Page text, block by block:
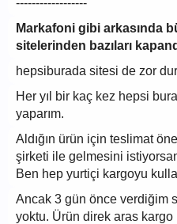
------------------
Markafoni gibi arkasında
sitelerinden bazıları
hepsiburada sitesi de zor
Her yıl bir kaç kez hepsi
yaparım.
Aldığın ürün için teslimat
şirketi ile gelmesini
Ben hep yurtiçi kargoyu
Ancak 3 gün önce verdiğim
yoktu. Ürün direk aras